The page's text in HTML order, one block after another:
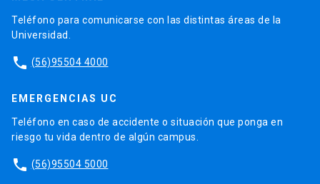
Teléfono para comunicarse con las distintas áreas de la
Universidad.
phone (56)95504 4000
EMERGENCIAS UC
Teléfono en caso de accidente o situación que ponga en
riesgo tu vida dentro de algún campus.
phone (56)95504 5000